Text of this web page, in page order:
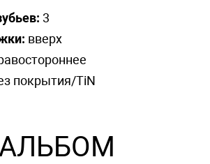
3
вверх
покрытия/TiN